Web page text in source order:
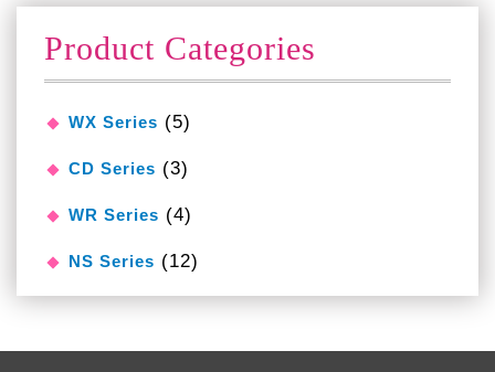
Product Categories
WX Series (5)
CD Series (3)
WR Series (4)
NS Series (12)